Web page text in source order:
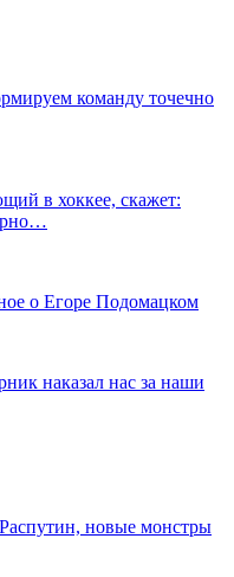
команду точечно
в хоккее, скажет:
о Егоре Подомацком
наказал нас за наши
новые монстры